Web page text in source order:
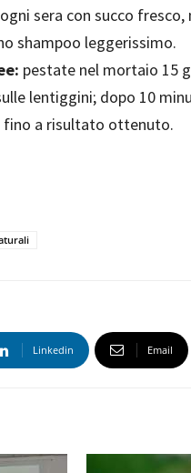
sera con succo fresco,
shampoo leggerissimo.
pestate nel mortaio 15
lentiggini; dopo 10
fino a risultato ottenuto.
Linkedin Email